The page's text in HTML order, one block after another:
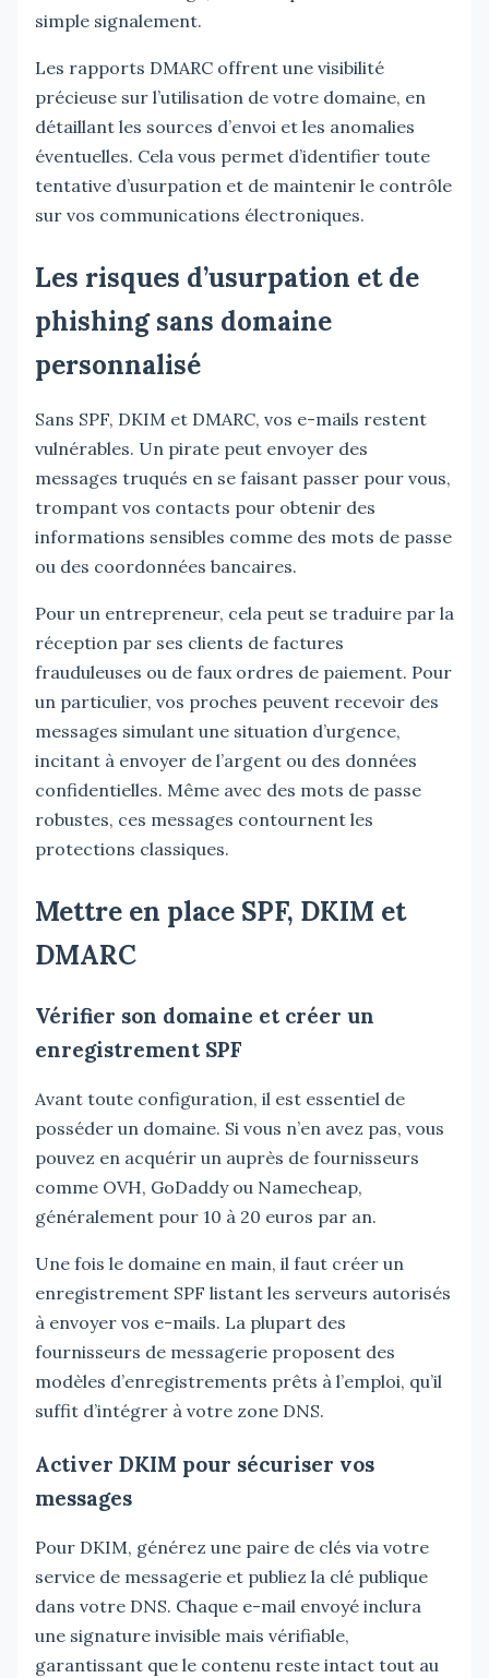
simple signalement.
Les rapports DMARC offrent une visibilité
précieuse sur l’utilisation de votre domaine, en
détaillant les sources d’envoi et les anomalies
éventuelles. Cela vous permet d’identifier toute
tentative d’usurpation et de maintenir le contrôle
sur vos communications électroniques.
Les risques d’usurpation et de
phishing sans domaine
personnalisé
Sans SPF, DKIM et DMARC, vos e-mails restent
vulnérables. Un pirate peut envoyer des
messages truqués en se faisant passer pour vous,
trompant vos contacts pour obtenir des
informations sensibles comme des mots de passe
ou des coordonnées bancaires.
Pour un entrepreneur, cela peut se traduire par la
réception par ses clients de factures
frauduleuses ou de faux ordres de paiement. Pour
un particulier, vos proches peuvent recevoir des
messages simulant une situation d’urgence,
incitant à envoyer de l’argent ou des données
confidentielles. Même avec des mots de passe
robustes, ces messages contournent les
protections classiques.
Mettre en place SPF, DKIM et
DMARC
Vérifier son domaine et créer un
enregistrement SPF
Avant toute configuration, il est essentiel de
posséder un domaine. Si vous n’en avez pas, vous
pouvez en acquérir un auprès de fournisseurs
comme OVH, GoDaddy ou Namecheap,
généralement pour 10 à 20 euros par an.
Une fois le domaine en main, il faut créer un
enregistrement SPF listant les serveurs autorisés
à envoyer vos e-mails. La plupart des
fournisseurs de messagerie proposent des
modèles d’enregistrements prêts à l’emploi, qu’il
suffit d’intégrer à votre zone DNS.
Activer DKIM pour sécuriser vos
messages
Pour DKIM, générez une paire de clés via votre
service de messagerie et publiez la clé publique
dans votre DNS. Chaque e-mail envoyé inclura
une signature invisible mais vérifiable,
garantissant que le contenu reste intact tout au